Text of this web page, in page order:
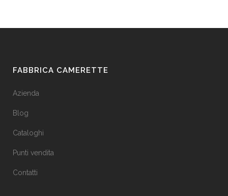
FABBRICA CAMERETTE
Azienda
Blog
Cataloghi
Punti vendita
Contatti